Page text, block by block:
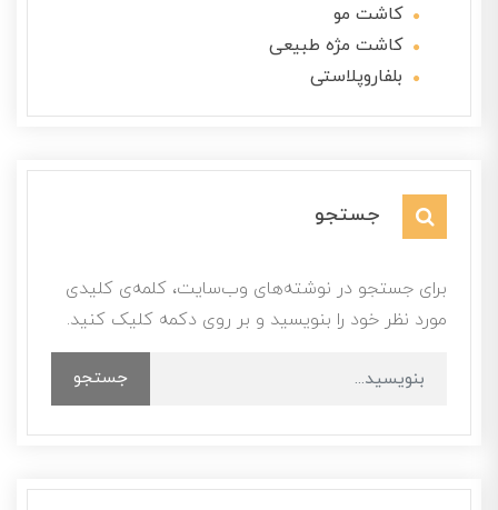
کاشت مو
کاشت مژه طبیعی
بلفاروپلاستی
جستجو
برای جستجو در نوشته‌های وب‌سایت، کلمه‌ی کلیدی
مورد نظر خود را بنویسید و بر روی دکمه کلیک کنید.
جستجو